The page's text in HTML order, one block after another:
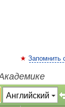
Запомнить